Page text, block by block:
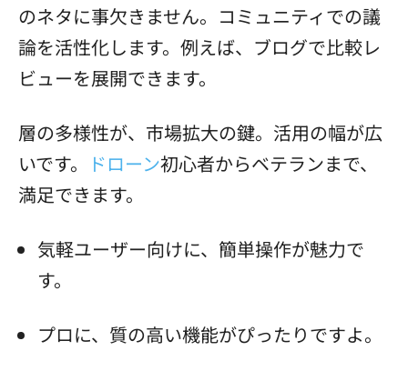
のネタに事欠きません。コミュニティでの議
論を活性化します。例えば、ブログで比較レ
ビューを展開できます。
層の多様性が、市場拡大の鍵。活用の幅が広
いです。
ドローン初心者からベテランまで、
満足できます。
気軽ユーザー向けに、簡単操作が魅力で
す。
プロに、質の高い機能がぴったりですよ。